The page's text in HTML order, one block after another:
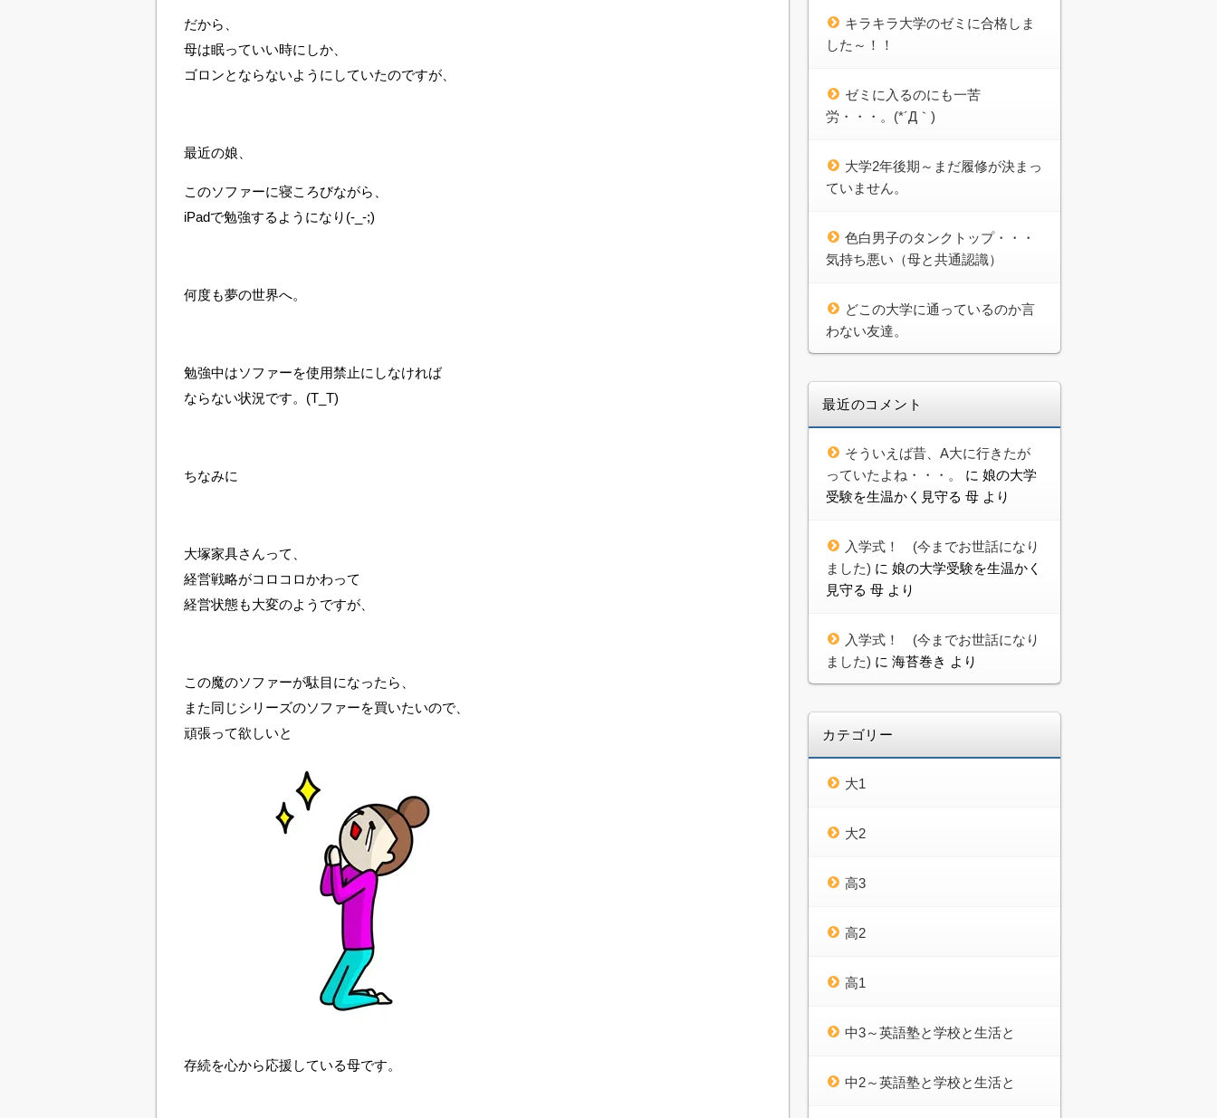
だから、
母は眠っていい時にしか、
ゴロンとならないようにしていたのですが、
最近の娘、
このソファーに寝ころびながら、
iPadで勉強するようになり(-_-;)
何度も夢の世界へ。
勉強中はソファーを使用禁止にしなければ
ならない状況です。(T_T)
ちなみに
大塚家具さんって、
経営戦略がコロコロかわって
経営状態も大変のようですが、
この魔のソファーが駄目になったら、
また同じシリーズのソファーを買いたいので、
頑張って欲しいと
存続を心から応援している母です。
キラキラ大学のゼミに合格しま
した～！！
ゼミに入るのにも一苦
労・・・。(*´Д｀)
大学2年後期～まだ履修が決まっ
ていません。
色白男子のタンクトップ・・・
気持ち悪い（母と共通認識）
どこの大学に通っているのか言
わない友達。
最近のコメント
そういえば昔、A大に行きたが
っていたよね・・・。
に 娘の大学
受験を生温かく見守る 母 より
入学式！ (今までお世話になり
ました) に 娘の大学受験を生温かく
見守る 母 より
入学式！ (今までお世話になり
ました) に 海苔巻き より
カテゴリー
大1
大2
高3
高2
高1
中3～英語塾と学校と生活と
中2～英語塾と学校と生活と